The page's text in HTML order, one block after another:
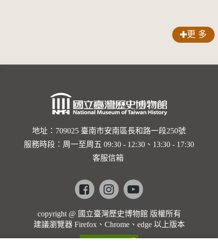
更 多
地址：709025 臺南市安南區長和路一段250號
服務時段：周一至周五 09:30 - 12:30、13:30 - 17:30
客服信箱
Facebookinstagramyoutube
copyright @ 國立臺灣歷史博物館 版權所有
建議瀏覽器 Firefox、Chrome、edge 以上版本